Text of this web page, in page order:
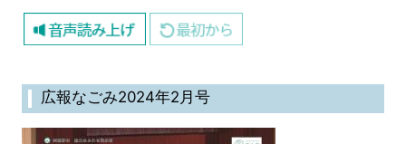
広報なごみ2024年2月号